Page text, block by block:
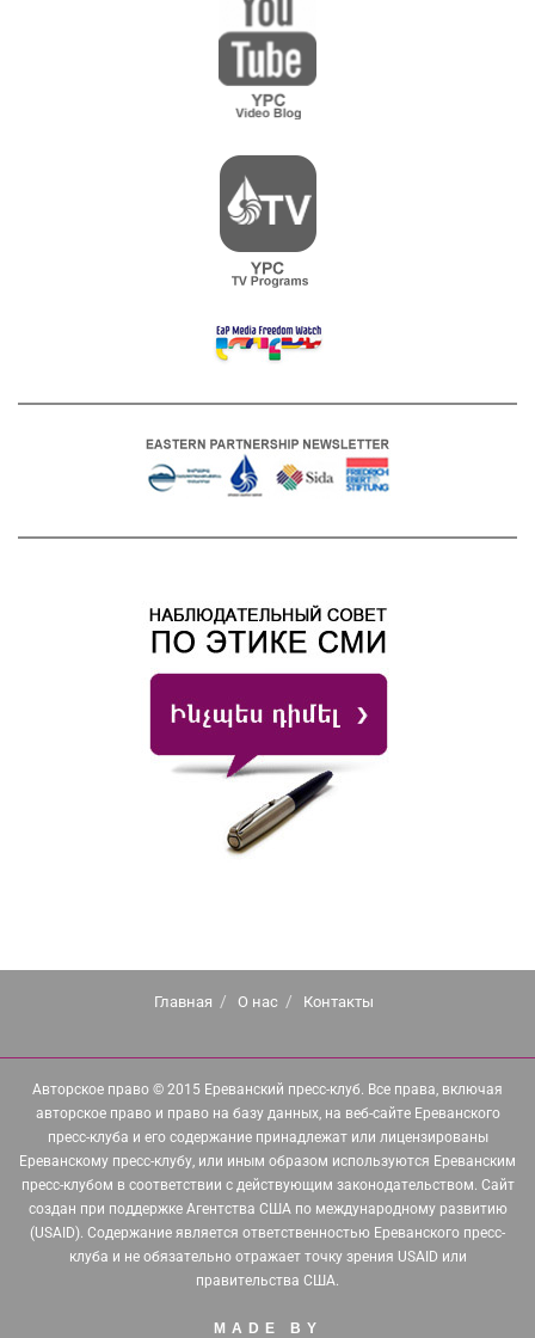
Главная О нас Контакты
Авторское право © 2015 Ереванский пресс-клуб. Все права, включая
авторское право и право на базу данных, на веб-сайте Ереванского
пресс-клуба и его содержание принадлежат или лицензированы
Ереванскому пресс-клубу, или иным образом используются Ереванским
пресс-клубом в соответствии с действующим законодательством. Сайт
создан при поддержке Агентства США по международному развитию
(USAID). Содержание является ответственностью Ереванского пресс-
клуба и не обязательно отражает точку зрения USAID или
правительства США.
MADE BY